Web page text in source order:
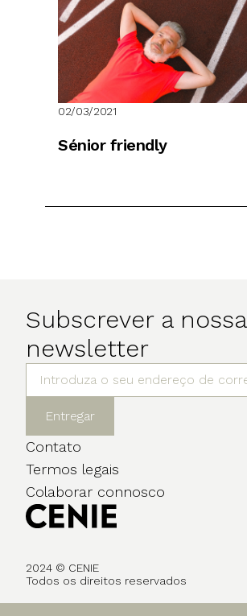
02/03/2021
Sénior friendly
Subscrever a nossa
newsletter
Entregar
Contato
Termos legais
Colaborar connosco
2024 © CENIE
Todos os direitos reservados